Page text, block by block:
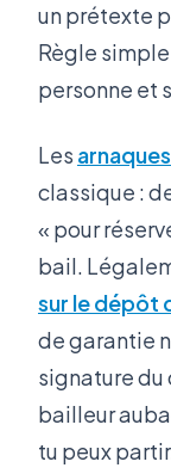
un prétexte
Règle
personne et
Les
classique :
« pour
bail.
sur le dépôt
de garantie
signature du
bailleur
tu peux